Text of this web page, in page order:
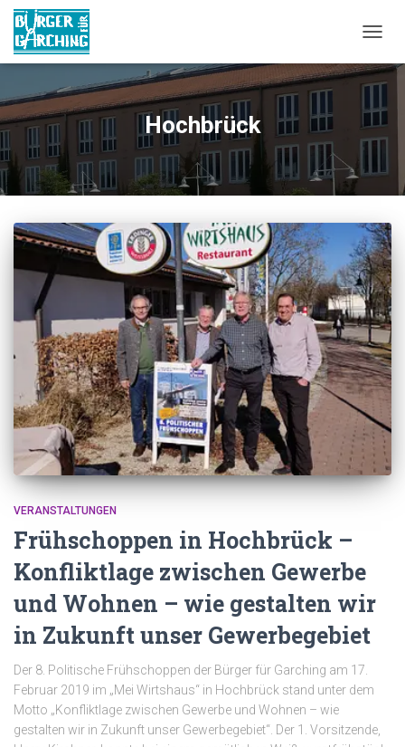
Hochbrück
VERANSTALTUNGEN
Frühschoppen in Hochbrück –
Konfliktlage zwischen Gewerbe
und Wohnen – wie gestalten wir
in Zukunft unser Gewerbegebiet
Der 8. Politische Frühschoppen der Bürger für Garching am 17.
Februar 2019 im „Mei Wirtshaus“ in Hochbrück stand unter dem
Motto „Konfliktlage zwischen Gewerbe und Wohnen – wie
gestalten wir in Zukunft unser Gewerbegebiet“. Der 1. Vorsitzende,